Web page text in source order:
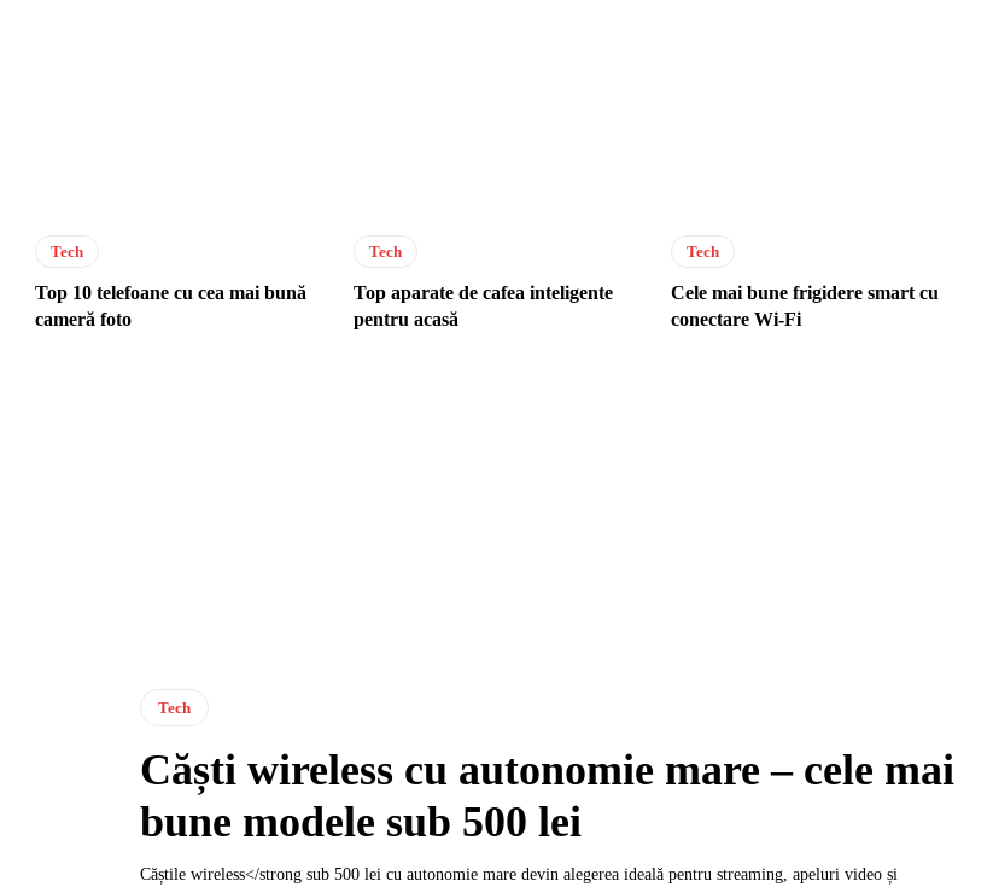
Tech
Top 10 telefoane cu cea mai bună
cameră foto
Tech
Top aparate de cafea inteligente
pentru acasă
Tech
Cele mai bune frigidere smart cu
conectare Wi-Fi
Tech
Căști wireless cu autonomie mare – cele mai
bune modele sub 500 lei
Căștile wireless</strong sub 500 lei cu autonomie mare devin alegerea ideală pentru streaming, apeluri video și